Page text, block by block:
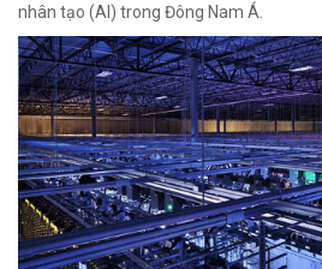
nhân tạo (AI) trong Đông Nam Á.